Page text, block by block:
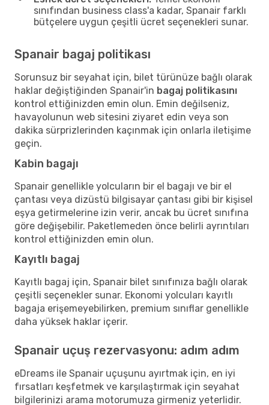
sınıfından business class'a kadar, Spanair farklı
bütçelere uygun çeşitli ücret seçenekleri sunar.
Spanair bagaj politikası
Sorunsuz bir seyahat için, bilet türünüze bağlı olarak
haklar değiştiğinden Spanair'in bagaj politikasını
kontrol ettiğinizden emin olun. Emin değilseniz,
havayolunun web sitesini ziyaret edin veya son
dakika sürprizlerinden kaçınmak için onlarla iletişime
geçin.
Kabin bagajı
Spanair genellikle yolcuların bir el bagajı ve bir el
çantası veya dizüstü bilgisayar çantası gibi bir kişisel
eşya getirmelerine izin verir, ancak bu ücret sınıfına
göre değişebilir. Paketlemeden önce belirli ayrıntıları
kontrol ettiğinizden emin olun.
Kayıtlı bagaj
Kayıtlı bagaj için, Spanair bilet sınıfınıza bağlı olarak
çeşitli seçenekler sunar. Ekonomi yolcuları kayıtlı
bagaja erişemeyebilirken, premium sınıflar genellikle
daha yüksek haklar içerir.
Spanair uçuş rezervasyonu: adım adım
eDreams ile Spanair uçuşunu ayırtmak için, en iyi
fırsatları keşfetmek ve karşılaştırmak için seyahat
bilgilerinizi arama motorumuza girmeniz yeterlidir.